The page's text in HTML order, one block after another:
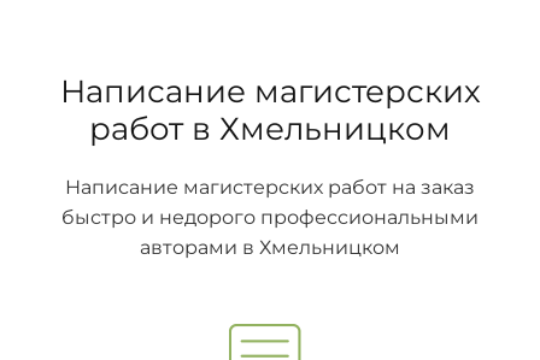
Написание магистерских
работ в Хмельницком
Написание магистерских работ на заказ
быстро и недорого профессиональными
авторами в Хмельницком